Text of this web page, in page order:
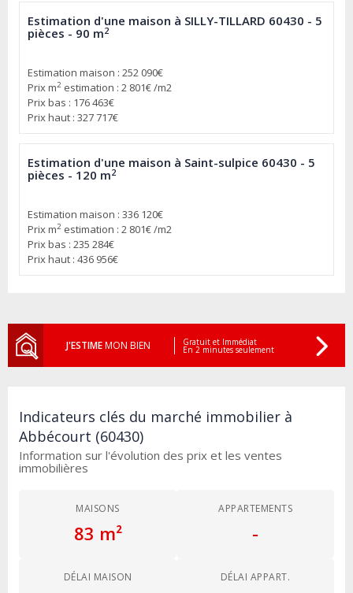
Estimation d'une maison à SILLY-TILLARD 60430 - 5
pièces - 90 m2
Estimation maison : 252 090€
Prix m2 estimation : 2 801€ /m2
Prix bas : 176 463€
Prix haut : 327 717€
Estimation d'une maison à Saint-sulpice 60430 - 5
pièces - 120 m2
Estimation maison : 336 120€
Prix m2 estimation : 2 801€ /m2
Prix bas : 235 284€
Prix haut : 436 956€
J'ESTIMEMON BIEN Gratuit et Immédiat
En 2 minutes seulement
Indicateurs clés du marché immobilier à
Abbécourt (60430)
Information sur l'évolution des prix et les ventes
immobilières
MAISONS
83 m²
APPARTEMENTS
-
DÉLAI MAISON DÉLAI APPART.